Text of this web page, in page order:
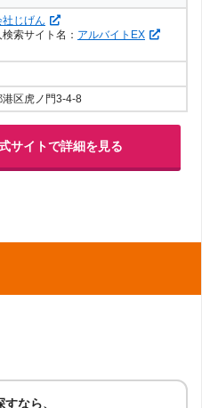
じげん
検索サイト名： アルバイトEX
港区虎ノ門3-4-8
サイトで詳細を見る
なら、